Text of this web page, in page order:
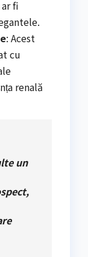
fi
: Acest
cu
renală
un